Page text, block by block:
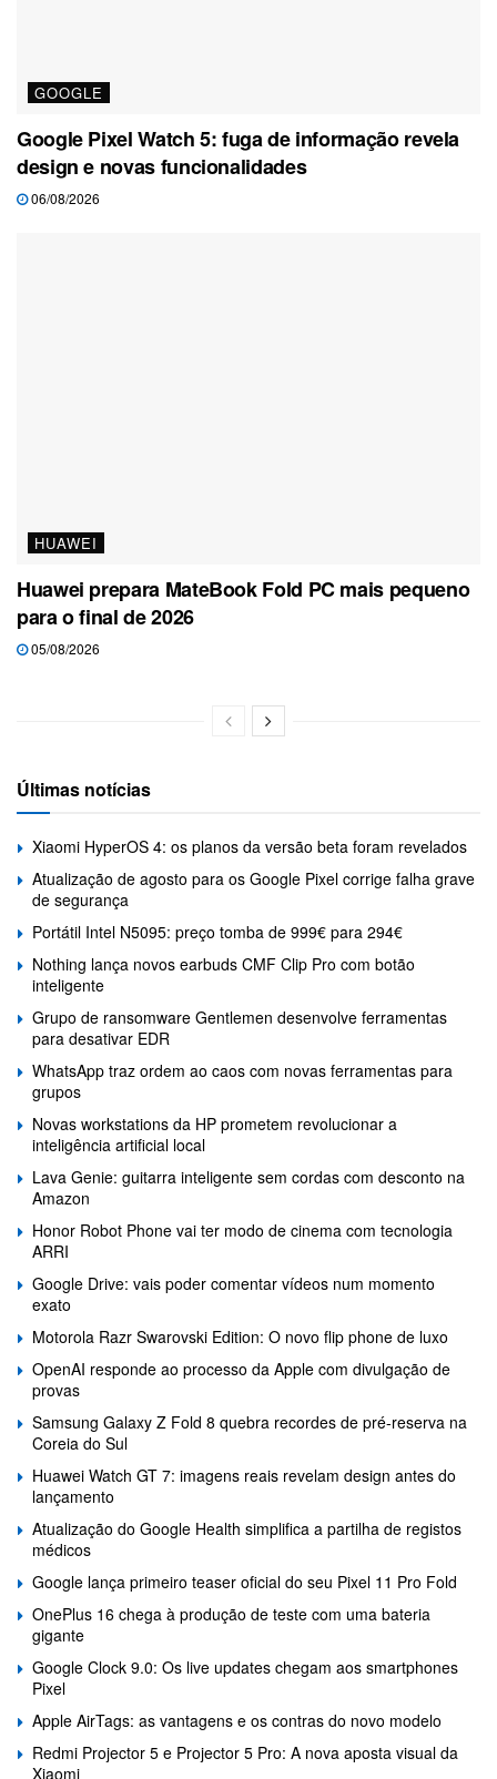
GOOGLE
Google Pixel Watch 5: fuga de informação revela
design e novas funcionalidades
06/08/2026
HUAWEI
Huawei prepara MateBook Fold PC mais pequeno
para o final de 2026
05/08/2026
Últimas notícias
Xiaomi HyperOS 4: os planos da versão beta foram revelados
Atualização de agosto para os Google Pixel corrige falha grave
de segurança
Portátil Intel N5095: preço tomba de 999€ para 294€
Nothing lança novos earbuds CMF Clip Pro com botão
inteligente
Grupo de ransomware Gentlemen desenvolve ferramentas
para desativar EDR
WhatsApp traz ordem ao caos com novas ferramentas para
grupos
Novas workstations da HP prometem revolucionar a
inteligência artificial local
Lava Genie: guitarra inteligente sem cordas com desconto na
Amazon
Honor Robot Phone vai ter modo de cinema com tecnologia
ARRI
Google Drive: vais poder comentar vídeos num momento
exato
Motorola Razr Swarovski Edition: O novo flip phone de luxo
OpenAI responde ao processo da Apple com divulgação de
provas
Samsung Galaxy Z Fold 8 quebra recordes de pré-reserva na
Coreia do Sul
Huawei Watch GT 7: imagens reais revelam design antes do
lançamento
Atualização do Google Health simplifica a partilha de registos
médicos
Google lança primeiro teaser oficial do seu Pixel 11 Pro Fold
OnePlus 16 chega à produção de teste com uma bateria
gigante
Google Clock 9.0: Os live updates chegam aos smartphones
Pixel
Apple AirTags: as vantagens e os contras do novo modelo
Redmi Projector 5 e Projector 5 Pro: A nova aposta visual da
Xiaomi